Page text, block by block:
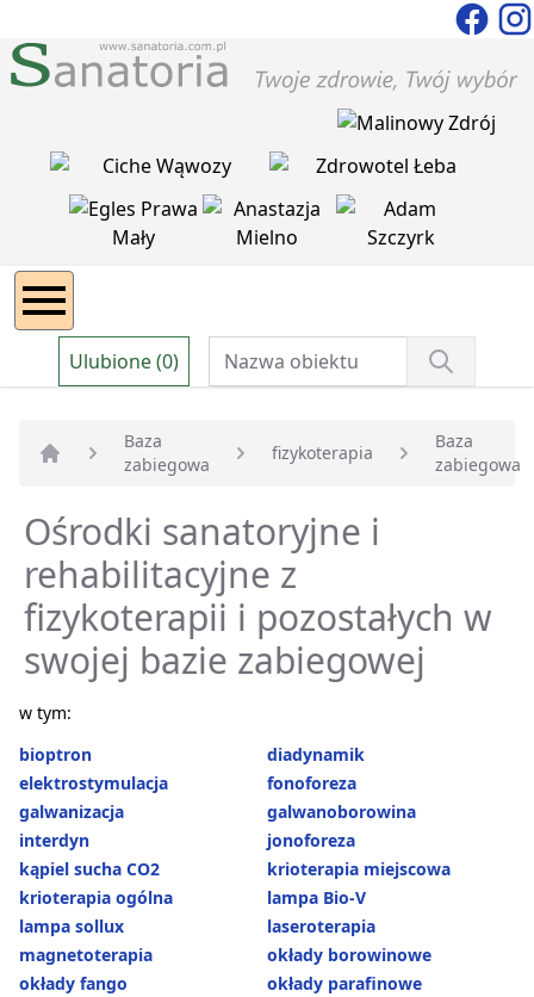
Ulubione (0)
Strona główna
Baza
zabiegowa
fizykoterapia
Baza
zabiegowa
Ośrodki sanatoryjne i
rehabilitacyjne z
fizykoterapii i pozostałych w
swojej bazie zabiegowej
w tym:
bioptron
diadynamik
elektrostymulacja
fonoforeza
galwanizacja
galwanoborowina
interdyn
jonoforeza
kąpiel sucha CO2
krioterapia miejscowa
krioterapia ogólna
lampa Bio-V
lampa sollux
laseroterapia
magnetoterapia
okłady borowinowe
okłady fango
okłady parafinowe